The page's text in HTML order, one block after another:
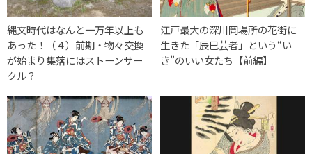
縄文時代はなんと一万年以上も
あった！（４）前期・物々交換
が始まり集落にはストーンサー
クル？
江戸最大の深川岡場所の花街に
生きた「辰巳芸者」という“い
き”のいい女たち【前編】